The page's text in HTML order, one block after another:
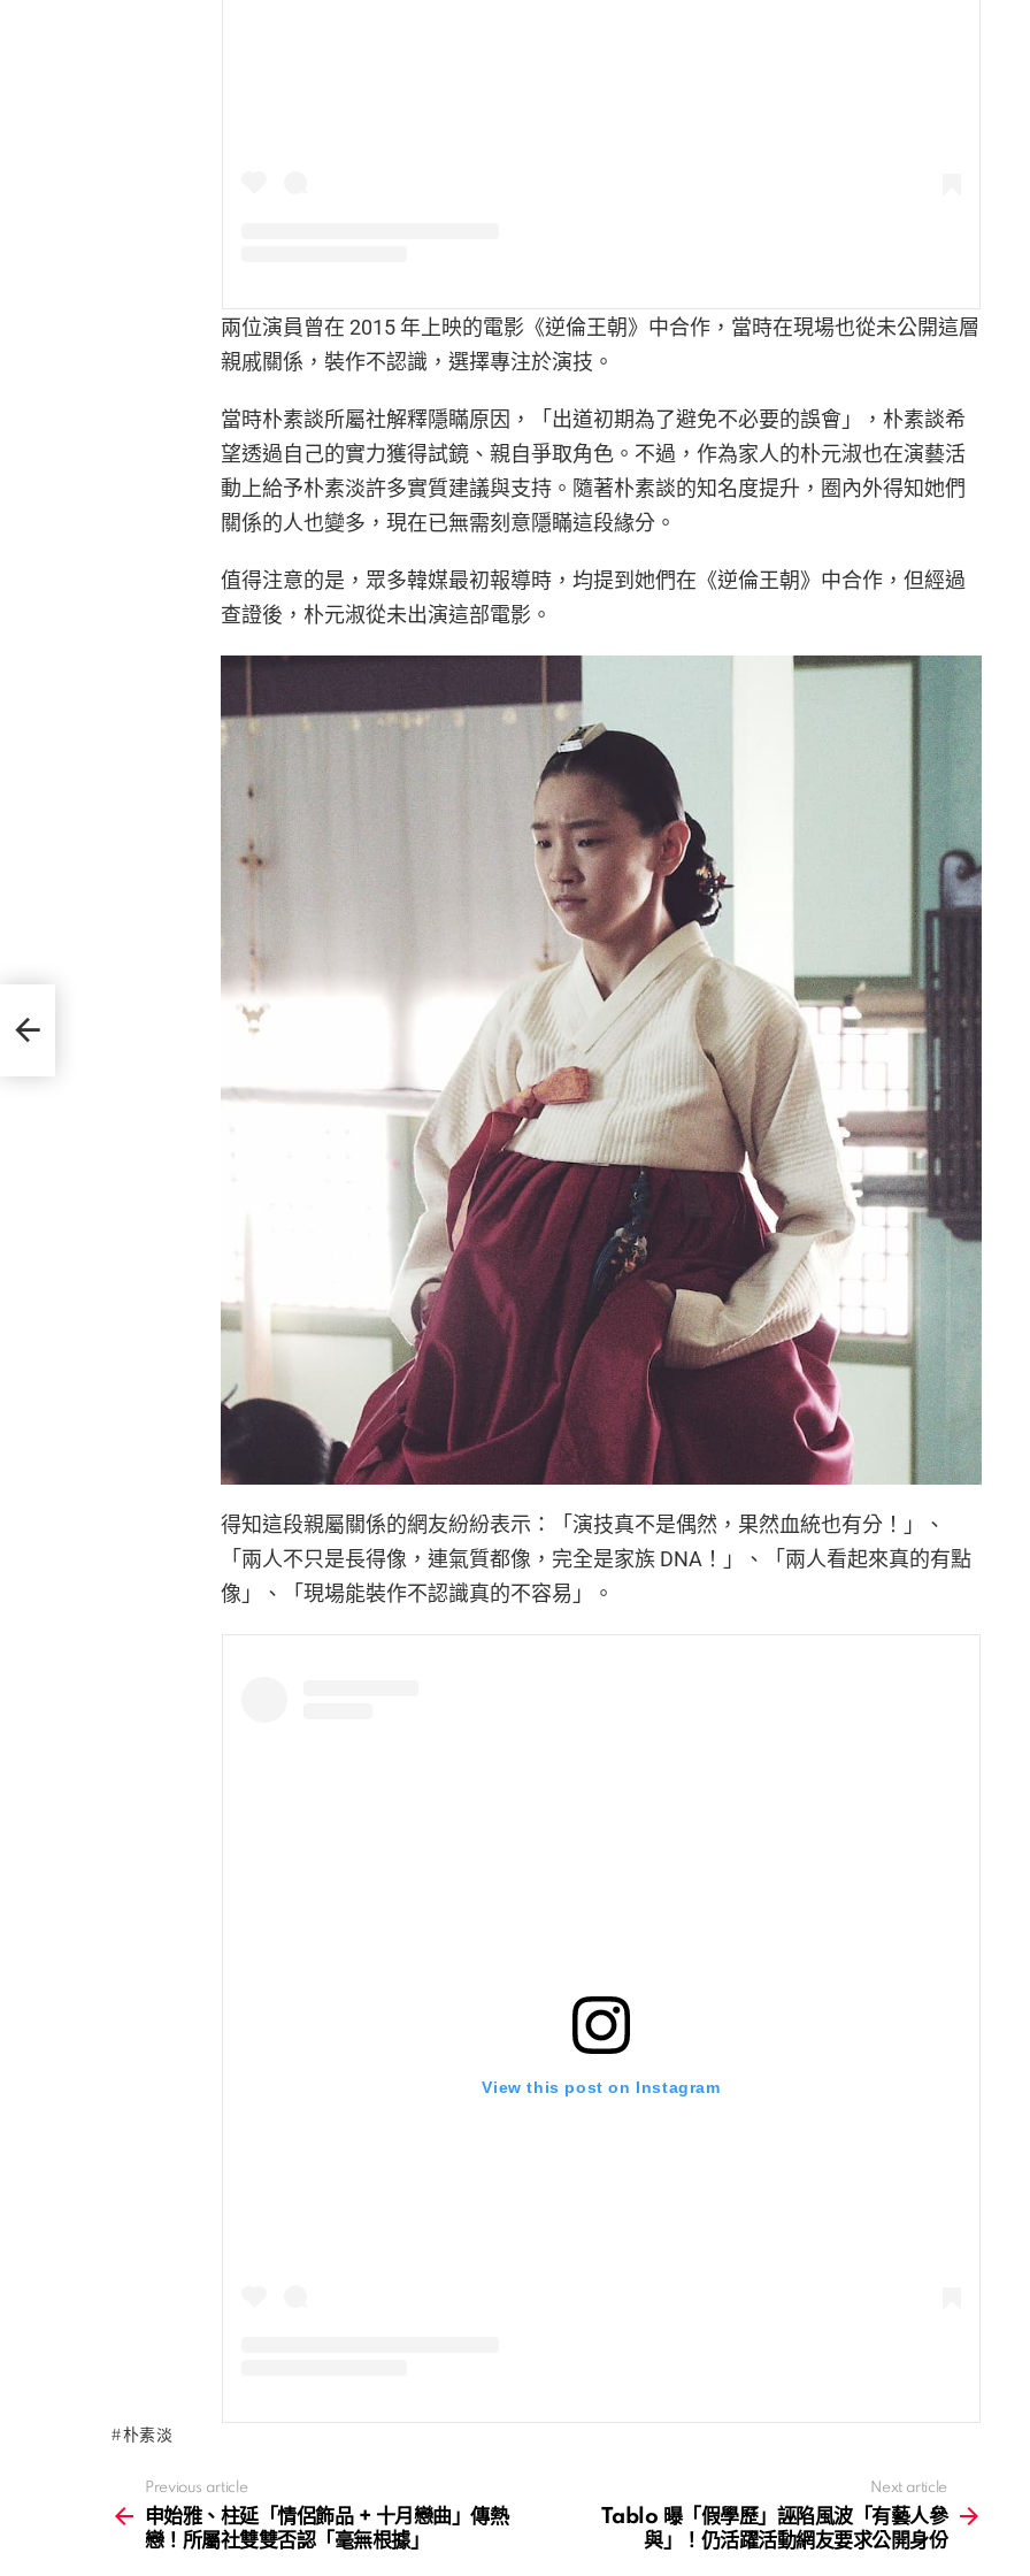
兩位演員曾在 2015 年上映的電影《逆倫王朝》中合作，當時在現場也從未公開這層
親戚關係，裝作不認識，選擇專注於演技。
當時朴素談所屬社解釋隱瞞原因，「出道初期為了避免不必要的誤會」，朴素談希
望透過自己的實力獲得試鏡、親自爭取角色。不過，作為家人的朴元淑也在演藝活
動上給予朴素淡許多實質建議與支持。隨著朴素談的知名度提升，圈內外得知她們
關係的人也變多，現在已無需刻意隱瞞這段緣分。
值得注意的是，眾多韓媒最初報導時，均提到她們在《逆倫王朝》中合作，但經過
查證後，朴元淑從未出演這部電影。
得知這段親屬關係的網友紛紛表示：「演技真不是偶然，果然血統也有分！」、
「兩人不只是長得像，連氣質都像，完全是家族 DNA！」、「兩人看起來真的有點
像」、「現場能裝作不認識真的不容易」。
View this post on Instagram
朴素淡
more
Previous article
申始雅、柱延「情侶飾品 + 十月戀曲」傳熱
戀！所屬社雙雙否認「毫無根據」
Next article
Tablo 曝「假學歷」誣陷風波「有藝人參
與」！仍活躍活動網友要求公開身份
熱